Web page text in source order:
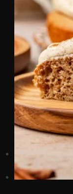
Cozinha
Descubra
sobremesas
transformar
lucrativo.
aprenda com
Links
Contato